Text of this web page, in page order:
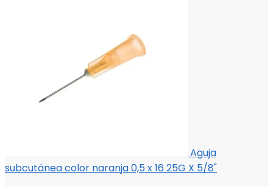
Aguja
subcutánea color naranja 0,5 x 16 25G X 5/8"